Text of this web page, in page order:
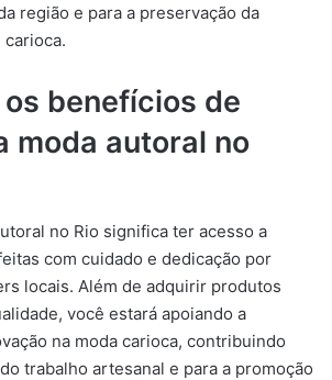
região e para a preservação da
benefícios de
moda autoral no
no Rio significa ter acesso a
com cuidado e dedicação por
locais. Além de adquirir produtos
você estará apoiando a
na moda carioca, contribuindo
trabalho artesanal e para a promoção